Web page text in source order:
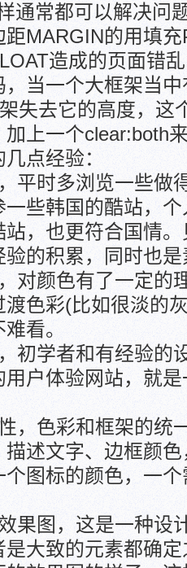
通常都可以解决问
MARGIN的用填
造成的页面错乱
当一个大框架当
失去它的高度，这
上一个clear:both
点经验：
时多浏览一些做
些韩国的酷站，
，也更符合国情
的积累，同时也
颜色有了一定的
色彩(比如很淡的
看。
学者和有经验的
户体验网站，就
色彩和框架的统
述文字、边框颜
图标的颜色，一
图，这是一种设
大致的元素都确